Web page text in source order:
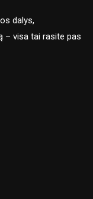
dalys,
– visa tai rasite pas